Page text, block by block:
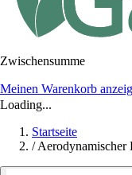
Zwischensumme
Meinen Warenkorb
Loading...
Startseite
/